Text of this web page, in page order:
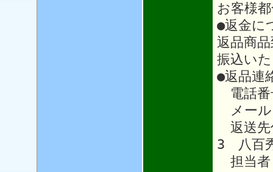
お客様
●返金に
返品商
振込い
●返品連
電話番
メー
返送先
3 八百
担当